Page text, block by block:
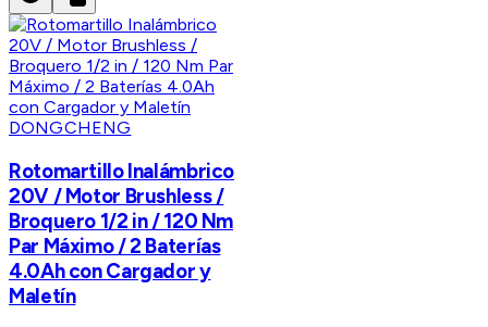
DONGCHENG
Rotomartillo Inalámbrico
20V / Motor Brushless /
Broquero 1/2 in / 120 Nm
Par Máximo / 2 Baterías
4.0Ah con Cargador y
Maletín